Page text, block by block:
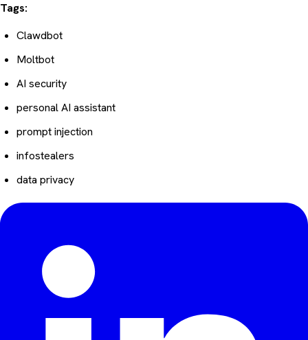
Tags:
Clawdbot
Moltbot
AI security
personal AI assistant
prompt injection
infostealers
data privacy